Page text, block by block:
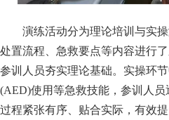
演练活动分为理论培训与实
处置流程、急救要点等内容进行
参训人员夯实理论基础。实操环
(AED)使用等急救技能，参训人
过程紧张有序、贴合实际，有效